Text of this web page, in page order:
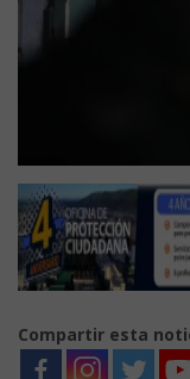
Compartir esta